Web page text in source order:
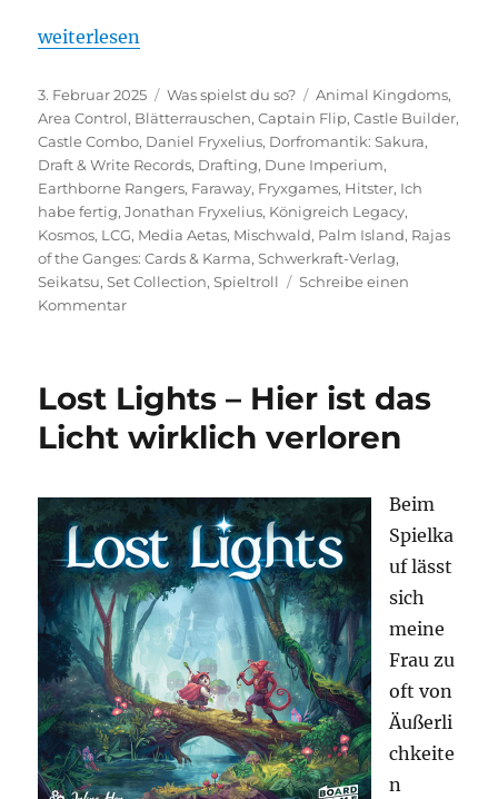
„Was spielst du so? – Januar 2025“
weiterlesen
Veröffentlicht
am
3. Februar 2025 Kategorien
Was spielst du so? Schlagwörter
Animal Kingdoms,
Area Control, Blätterrauschen,Captain Flip,Castle Builder,
Castle Combo, Daniel Fryxelius, Dorfromantik: Sakura,
Draft & Write Records, Drafting, Dune Imperium,
Earthborne Rangers, Faraway, Fryxgames, Hitster, Ich
habe fertig,Jonathan Fryxelius, Königreich Legacy,
Kosmos, LCG, Media Aetas, Mischwald, Palm Island, Rajas
of the Ganges: Cards & Karma,Schwerkraft-Verlag,
Seikatsu,Set Collection,Spieltroll
Schreibe einen
Kommentarzu
so?
Januar
Lost Lights – Hier ist das
Licht wirklich verloren
Beim
Spielka
uf lässt
sich
meine
Frau zu
oft von
Äußerli
chkeite
n